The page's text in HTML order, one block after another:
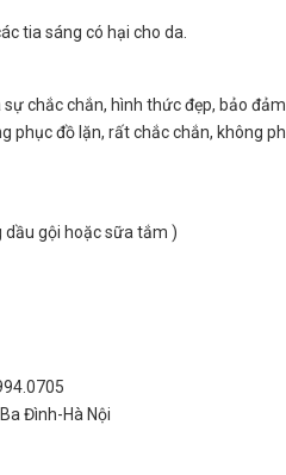
tia sáng có hại cho da.
chắc chắn, hình thức đẹp, bảo
phục đồ lặn, rất chắc chắn, không
gội hoặc sữa tắm )
Đình-Hà Nội